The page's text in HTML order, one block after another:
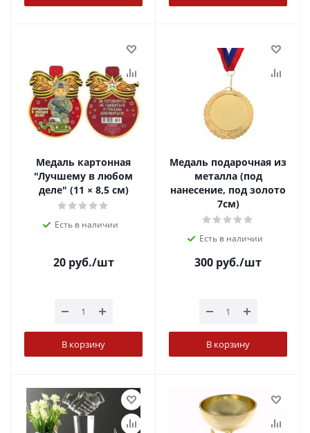
Медаль картонная
"Лучшему в любом
деле" (11 × 8,5 см)
Есть в наличии
20руб./шт
В корзину
Медаль подарочная из
металла (под
нанесение, под золото
7см)
Есть в наличии
300 руб./шт
В корзину